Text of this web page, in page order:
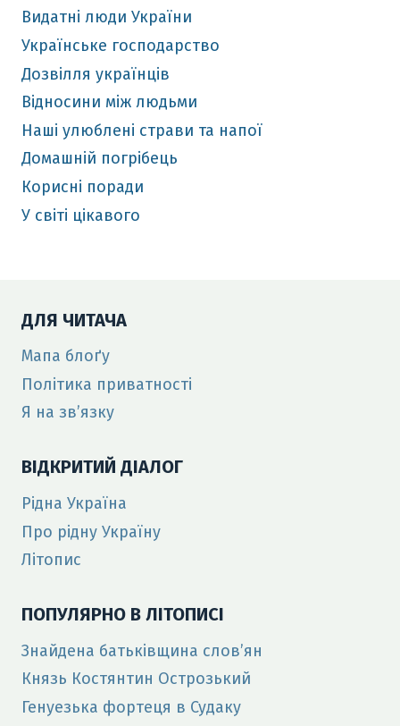
Видатні люди України
Українське господарство
Дозвілля українців
Відносини між людьми
Наші улюблені страви та напої
Домашній погрібець
Корисні поради
У світі цікавого
ДЛЯ ЧИТАЧА
Мапа блоґу
Політика приватності
Я на зв’язку
ВІДКРИТИЙ ДІАЛОГ
Рідна Україна
Про рідну Україну
Літопис
ПОПУЛЯРНО В ЛІТОПИСІ
Знайдена батьківщина слов’ян
Князь Костянтин Острозький
Генуезька фортеця в Судаку